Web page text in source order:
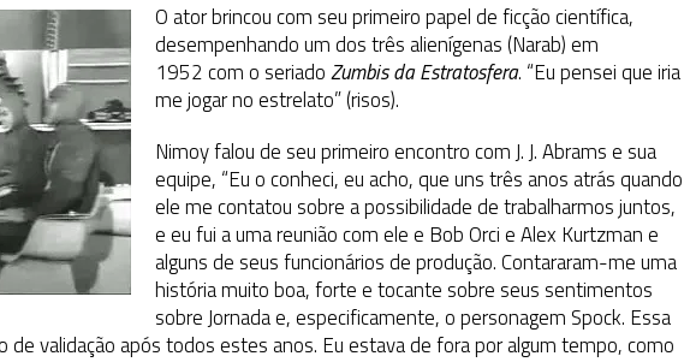
O ator brincou com seu primeiro papel de ficção científica,
desempenhando um dos três alienígenas (Narab) em
1952 com o seriadoZumbis da Estratosfera. “Eu pensei que iria
me jogar no estrelato” (risos).
Nimoy falou de seu primeiro encontro com J. J. Abrams e sua
equipe, “Eu o conheci, eu acho, que uns três anos atrás quando
ele me contatou sobre a possibilidade de trabalharmos juntos,
e eu fui a uma reunião com ele e Bob Orci e Alex Kurtzman e
alguns de seus funcionários de produção. Contararam-me uma
história muito boa, forte e tocante sobre seus sentimentos
sobre Jornada e, especificamente, o personagem Spock. Essa
de validação após todos estes anos. Eu estava de fora por algum tempo, como